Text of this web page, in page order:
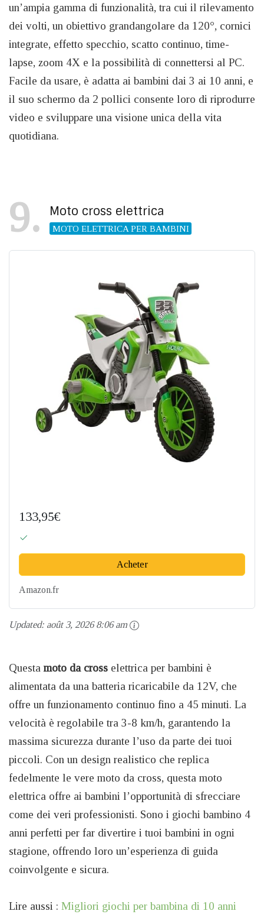
un’ampia gamma di funzionalità, tra cui il rilevamento
dei volti, un obiettivo grandangolare da 120°, cornici
integrate, effetto specchio, scatto continuo, time-
lapse, zoom 4X e la possibilità di connettersi al PC.
Facile da usare, è adatta ai bambini dai 3 ai 10 anni, e
il suo schermo da 2 pollici consente loro di riprodurre
video e sviluppare una visione unica della vita
quotidiana.
9 Moto cross elettrica
MOTO ELETTRICA PER BAMBINI
133,95€
Acheter
Amazon.fr
Updated: août 3, 2026 8:06 am
Questa moto da cross elettrica per bambini è
alimentata da una batteria ricaricabile da 12V, che
offre un funzionamento continuo fino a 45 minuti. La
velocità è regolabile tra 3-8 km/h, garantendo la
massima sicurezza durante l’uso da parte dei tuoi
piccoli. Con un design realistico che replica
fedelmente le vere moto da cross, questa moto
elettrica offre ai bambini l’opportunità di sfrecciare
come dei veri professionisti. Sono i giochi bambino 4
anni perfetti per far divertire i tuoi bambini in ogni
stagione, offrendo loro un’esperienza di guida
coinvolgente e sicura.
Lire aussi : Migliori giochi per bambina di 10 anni